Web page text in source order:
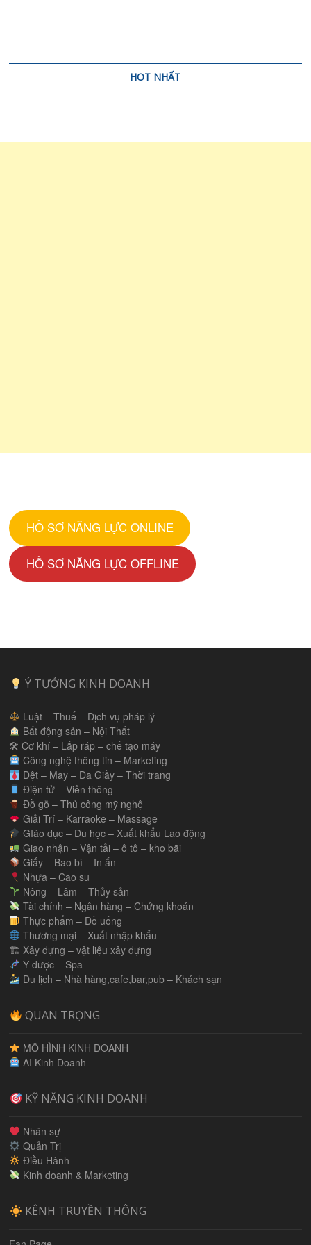
HOT NHẤT
HỒ SƠ NĂNG LỰC ONLINE
HỒ SƠ NĂNG LỰC OFFLINE
Ý TƯỞNG KINH DOANH
Luật – Thuế – Dịch vụ pháp lý
Bất động sản – Nội Thất
🛠 Cơ khí – Lắp ráp – chế tạo máy
Công nghệ thông tin – Marketing
Dệt – May – Da Giầy – Thời trang
Điện tử – Viễn thông
Đồ gỗ – Thủ công mỹ nghệ
Giải Trí – Karraoke – Massage
GIáo dục – Du học – Xuất khẩu Lao động
Giao nhận – Vận tải – ô tô – kho bãi
Giấy – Bao bì – In ấn
Nhựa – Cao su
Nông – Lâm – Thủy sản
Tài chính – Ngân hàng – Chứng khoán
Thực phẩm – Đồ uống
Thương mại – Xuất nhập khẩu
🏗 Xây dựng – vật liệu xây dựng
Y dược – Spa
Du lịch – Nhà hàng,cafe,bar,pub – Khách sạn
QUAN TRỌNG
MÔ HÌNH KINH DOANH
AI Kinh Doanh
KỸ NĂNG KINH DOANH
Nhân sự
Quản Trị
Điều Hành
Kinh doanh & Marketing
KÊNH TRUYỀN THÔNG